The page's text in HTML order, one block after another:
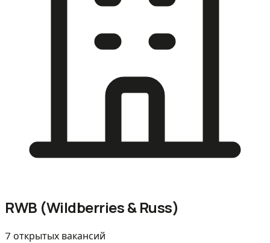
RWB (Wildberries & Russ)
7 открытых вакансий